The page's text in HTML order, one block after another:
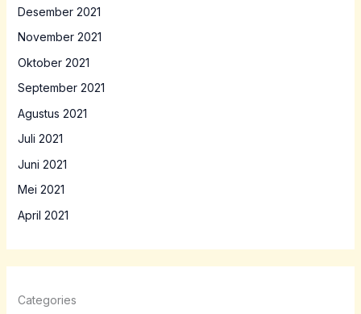
Desember 2021
November 2021
Oktober 2021
September 2021
Agustus 2021
Juli 2021
Juni 2021
Mei 2021
April 2021
Categories